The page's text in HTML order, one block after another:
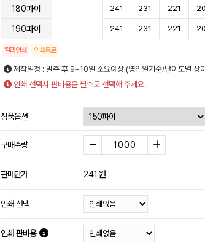
180파이 241 231 221
190파이 241 231 221
칼라인쇄 인쇄무료
제작일정 : 발주 후 9~10일 소요예상 (영업일기준/난이도별 상
인쇄 선택시 판비용을 필수로 선택해 주세요.
상품옵션
구매수량
판매단가 241 원
인쇄 선택
인쇄 판비용